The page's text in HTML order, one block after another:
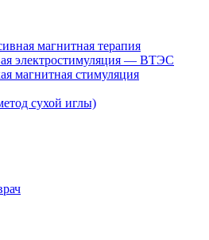
магнитная терапия
электростимуляция — ВТЭС
магнитная стимуляция
сухой иглы)